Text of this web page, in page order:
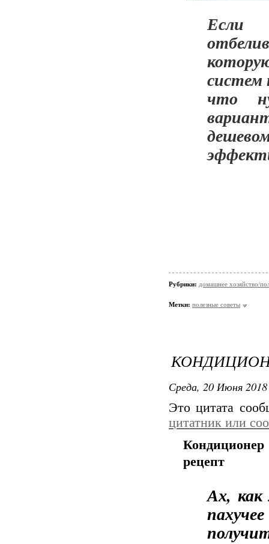
Если
систем
что
Рубрики: домашнее хозяйство/
Метки: полезные советы
Среда, 20 Июня
Это цитата
цитатник или
рецепт
Ах,